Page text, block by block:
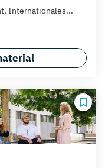
Internationales...